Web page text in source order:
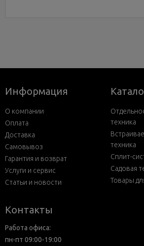
Информация
О компании
Оплата
Доставка
Самовывоз
Гарантия и возврат
Услуги и сервис
Статьи и новости
техника
техника
Сплит-
Садовая
Товары
Контакты
Работа офиса:
пн-пт 09:00-19:00